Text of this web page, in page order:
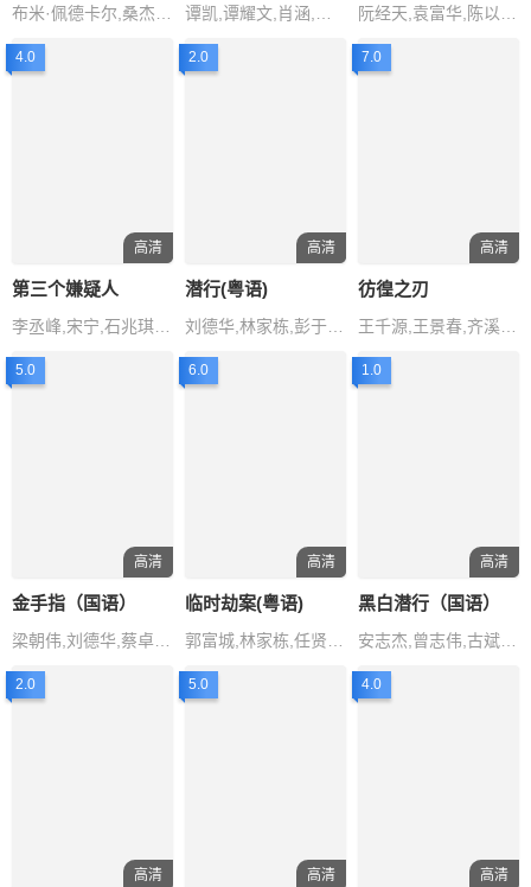
4.0
高清
第三个嫌疑人
2.0
高清
潜行(粤语)
刘德华,林家栋,彭于晏,刘雅瑟,任达华
7.0
高清
彷徨之刃
王千源,王景春,齐溪,张宥浩,王天辰
5.0
高清
金手指（国语）
6.0
高清
临时劫案(粤语)
1.0
高清
黑白潜行（国语）
安志杰,曾志伟,古斌,何珮瑜,洪浚嘉
2.0
高清
5.0
高清
4.0
高清